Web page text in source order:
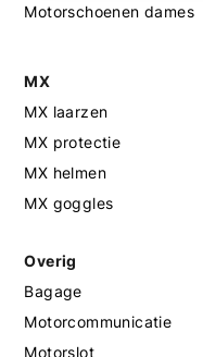
Motorschoenen dames
MX
MX laarzen
MX protectie
MX helmen
MX goggles
Overig
Bagage
Motorcommunicatie
Motorslot